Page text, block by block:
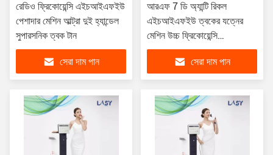
রেডিও ফ্রিকোয়েন্সি এইচআইএফইউ
পেশাদার মেশিন আল্ট্রা দুই হ্যান্ডেল
সুপারসনিক ত্বক টান
সেরা দাম পান
আরএফ 7 ডি অ্যান্টি রিকল
এইচআইএফইউ ত্বকের যত্নের
মেশিন উচ্চ ফ্রিকোয়েন্সি
এইচআইএফইউ আল্ট্রাসাউন্ড মেশিন
সেরা দাম পান